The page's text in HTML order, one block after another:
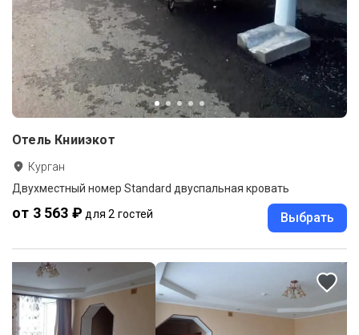
Отель Книиэкот
Курган
Двухместный номер Standard двуспальная кровать
от 3 563 ₽ для 2 гостей Выбрать